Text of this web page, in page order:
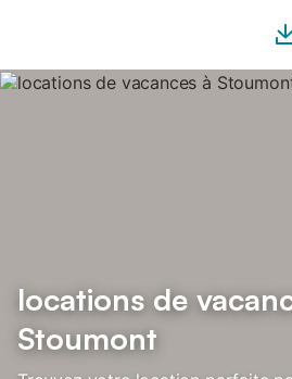
locations de
Stoumont